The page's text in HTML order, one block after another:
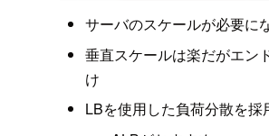
サーバのスケールが必要に
垂直スケールは楽だがエン
け
LBを使用した負荷分散を採